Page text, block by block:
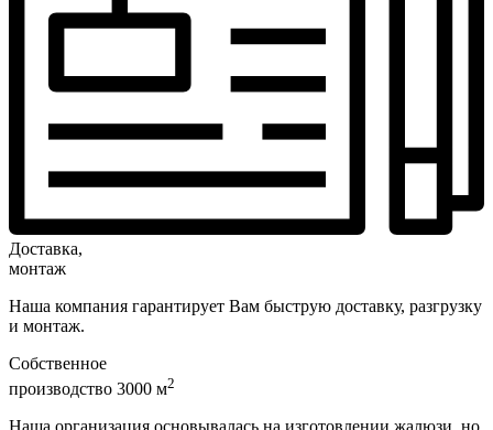
Доставка,
монтаж
Наша компания гарантирует Вам быструю доставку, разгрузку
и монтаж.
Собственное
производство 3000 м2
Наша организация основывалась на изготовлении жалюзи, но